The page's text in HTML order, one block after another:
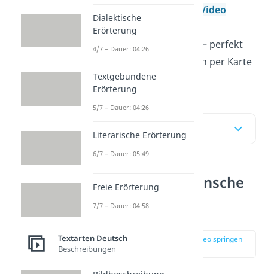
Video
findest du liebevolle
Geburtstagswünsche
— perfekt
für deinen Glückwunsch per Karte
oder Nachricht.
Inhaltsübersicht
Geburtstagswünsche
für die Ehefrau:
zur Stelle im Video springen
Dialektische
Erörterung
4/7 – Dauer: 04:26
Textgebundene
Erörterung
5/7 – Dauer: 04:26
Literarische Erörterung
6/7 – Dauer: 05:49
Freie Erörterung
7/7 – Dauer: 04:58
Textarten Deutsch
Beschreibungen